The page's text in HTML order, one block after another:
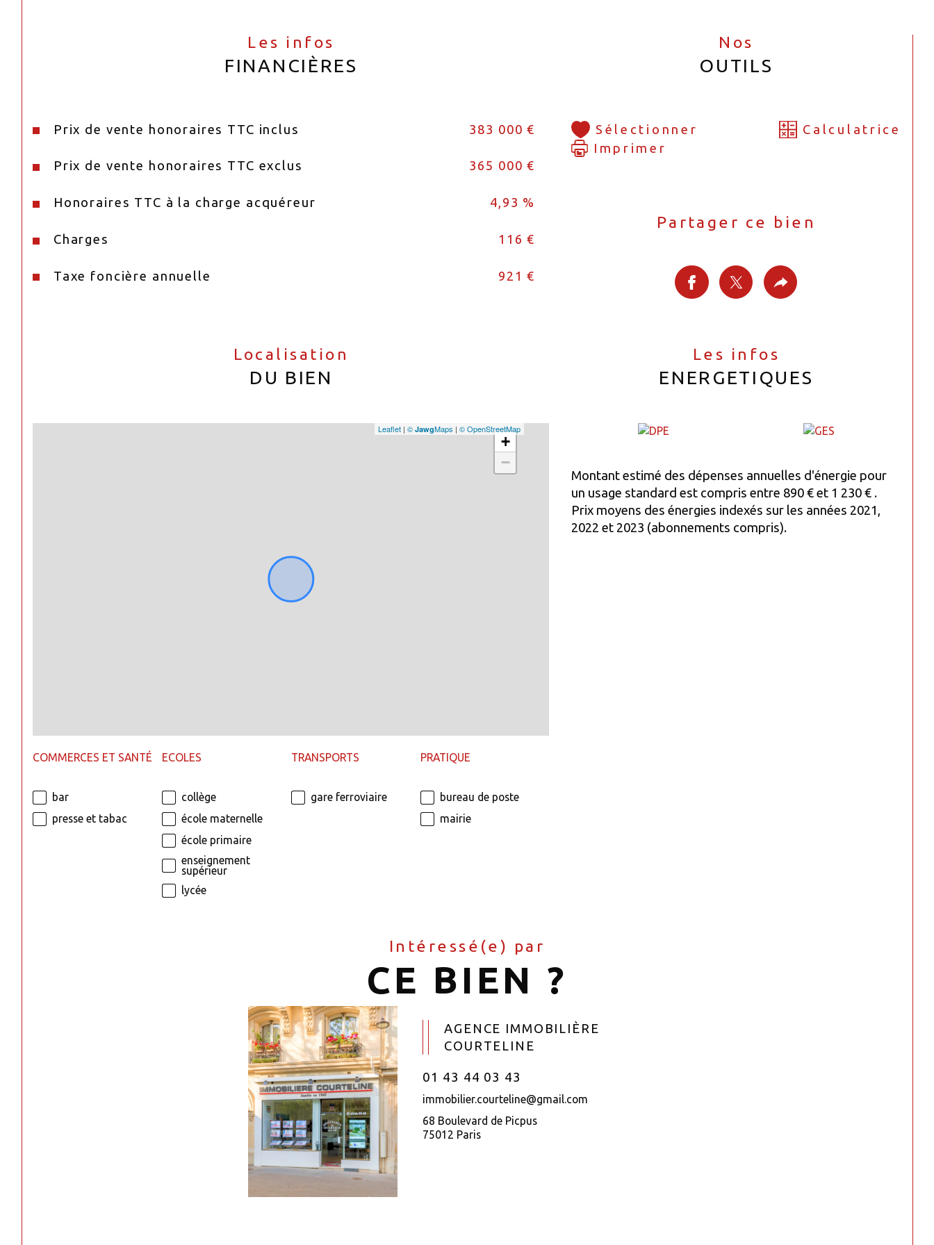
Les infos
FINANCIÈRES
Prix de vente honoraires TTC inclus 383 000 €
Prix de vente honoraires TTC exclus 365 000 €
Honoraires TTC à la charge acquéreur 4,93 %
Charges 116 €
Taxe foncière annuelle 921 €
Nos
OUTILS
Sélectionner
Calculatrice
Imprimer
Partager ce bien
Localisation
DU BIEN
+
−
Leaflet |©JawgMaps |© OpenStreetMap
COMMERCES ET SANTÉ
bar
presse et tabac
ECOLES
collège
école maternelle
école primaire
enseignement
supérieur
lycée
TRANSPORTS
gare ferroviaire
PRATIQUE
bureau de poste
mairie
Les infos
ENERGETIQUES
Montant estimé des dépenses annuelles d'énergie pour
un usage standard est compris entre 890 € et 1 230 € .
Prix moyens des énergies indexés sur les années 2021,
2022 et 2023 (abonnements compris).
Intéressé(e) par
CE BIEN ?
AGENCE IMMOBILIÈRE
COURTELINE
01 43 44 03 43
immobilier.courteline@gmail.com
68 Boulevard de Picpus
75012 Paris